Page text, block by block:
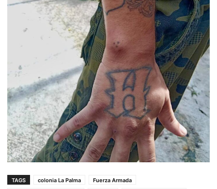
TAGS colonia La Palma
Fuerza Armada